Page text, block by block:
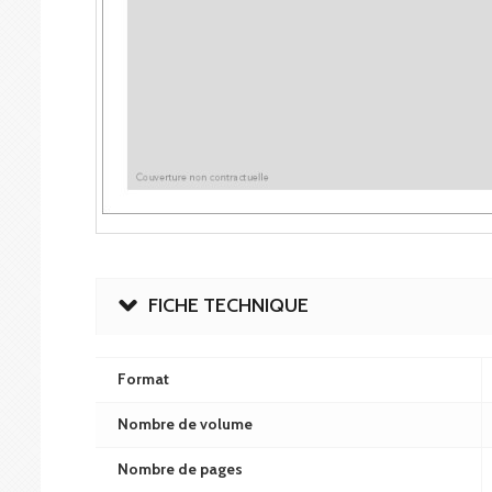
FICHE TECHNIQUE
Format
Nombre de volume
Nombre de pages